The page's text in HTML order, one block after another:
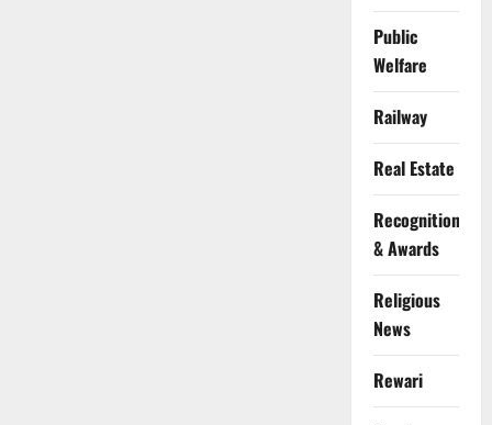
Public
Welfare
Railway
Real Estate
Recognition
& Awards
Religious
News
Rewari